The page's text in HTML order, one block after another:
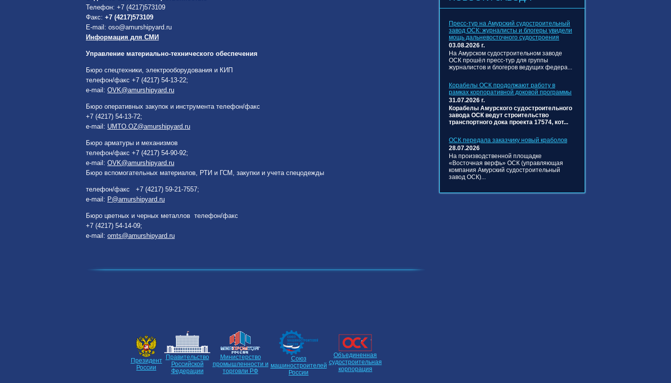
Пресс‑тур на Амурский судостроительный
завод ОСК: журналисты и блогеры увидели
мощь дальневосточного судостроения
03.08.2026 г.
На Амурском судостроительном заводе
ОСК прошёл пресс‑тур для группы
журналистов и блогеров ведущих федера...
Корабелы ОСК продолжают работу в
рамках корпоративной доковой программы
31.07.2026 г.
Корабелы Амурского судостроительного
завода ОСК ведут строительство
транспортного дока проекта 17574, кот...
ОСК передала заказчику новый краболов
28.07.2026
На производственной площадке
«Восточная верфь» ОСК (управляющая
компания Амурский судостроительный
завод ОСК)...
Телефон: +7 (4217)573109
Факс: +7 (4217)573109
E-mail: oso@amurshipyard.ru
Информация для СМИ
Управление материально-технического обеспечения
Бюро спецтехники, электрооборудования и КИП
телефон/факс +7 (4217) 54-13-22;
e-mail: OVK@amurshipyard.ru
Бюро оперативных закупок и инструмента телефон/факс
+7 (4217) 54-13-72;
e-mail: UMTO.OZ@amurshipyard.ru
Бюро арматуры и механизмов
телефон/факс +7 (4217) 54-90-92;
e-mail: OVK@amurshipyard.ru
Бюро вспомогательных материалов, РТИ и ГСМ, закупки и учета спецодежды
телефон/факс +7 (4217) 59-21-7557;
e-mail: P@amurshipyard.ru
Бюро цветных и черных металлов телефон/факс
+7 (4217) 54-14-09;
e-mail: omts@amurshipyard.ru
Президент
России
Правительство
Российской
Федерации
Министерство
промышленности и
торговли РФ
Союз
машиностроителей
России
Объединенная
судостроительная
корпорация